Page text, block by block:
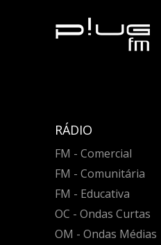
RÁDIO
FM - Comercial
FM - Comunitária
FM - Educativa
OC - Ondas Curtas
OM - Ondas Médias